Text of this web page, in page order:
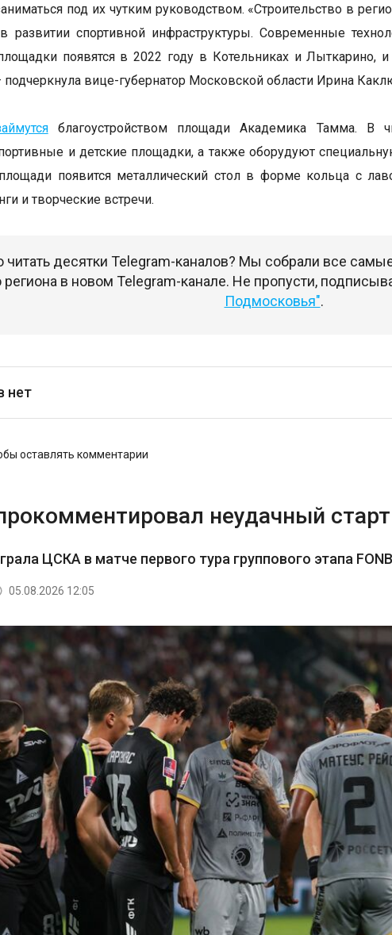
под их чутким руководством. «Строительство в
спортивной инфраструктуры. Современные
появятся в 2022 году в Котельниках и Лыткарино, и
подчеркнула вице-губернатор Московской области Ирина
благоустройством площади Академика Тамма. В
и детские площадки, а также оборудуют
появится металлический стол в форме кольца с
и творческие встречи.
читать десятки Telegram-каналов? Мы собрали все
в новом Telegram-канале. Не пропусти,
Подмосковья".
нет
оставлять комментарии
неудачный
ЦСКА в матче первого тура группового этапа
05.08.2026 12:05